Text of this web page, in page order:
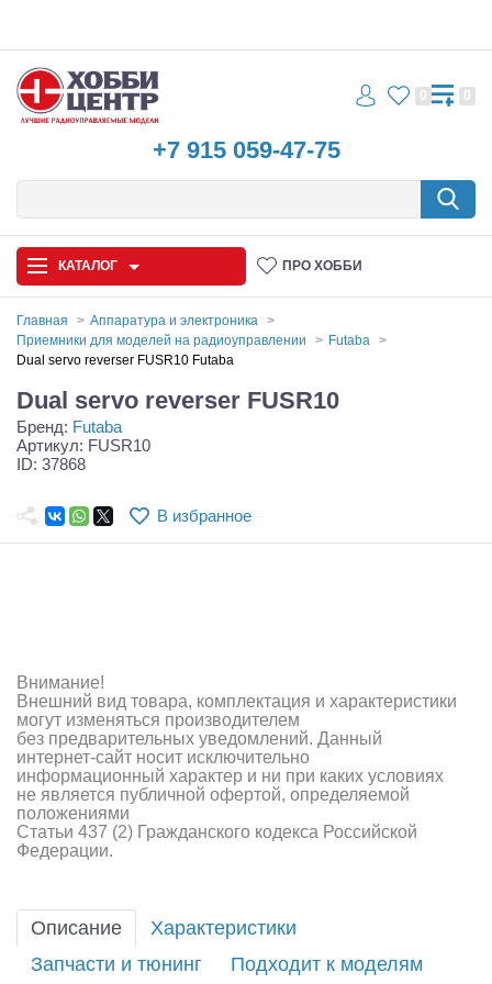
+7 915 059-47-75
0 0
КАТАЛОГ ПРО ХОББИ
Автомодели
Запчасти и аксессуары
Игрушки
Квадрокоптеры
Аппаратура и электроника
Аккумуляторы и батарейки
Зарядные устройства и блоки питания
Двигатели
Инструмент,измерительные приборы,расходники
Оптовая продажа запчастей для моделей
Главная
Аппаратура и электроника
Приемники для моделей на радиоуправлении
Futaba
Dual servo reverser FUSR10 Futaba
Dual servo reverser FUSR10
Бренд: Futaba
Артикул: FUSR10
ID: 37868
В избранное
Внимание!
Внешний вид товара, комплектация и характеристики
могут изменяться производителем
без предварительных уведомлений. Данный
интернет-сайт носит исключительно
информационный характер и ни при каких условиях
не является публичной офертой, определяемой
положениями
Статьи 437 (2) Гражданского кодекса Российской
Федерации.
Описание
Характеристики
Запчасти и тюнинг
Подходит к моделям